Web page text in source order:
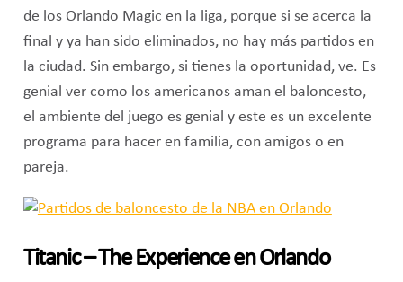
de los Orlando Magic en la liga, porque si se acerca la
final y ya han sido eliminados, no hay más partidos en
la ciudad. Sin embargo, si tienes la oportunidad, ve. Es
genial ver como los americanos aman el baloncesto,
el ambiente del juego es genial y este es un excelente
programa para hacer en familia, con amigos o en
pareja.
Titanic – The Experience en Orlando